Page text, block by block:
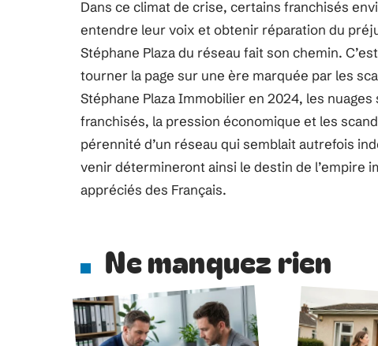
Dans ce climat de crise, certains franchisés
entendre leur voix et obtenir réparation du
Stéphane Plaza du réseau fait son chemin.
tourner la page sur une ère marquée par les
Stéphane Plaza Immobilier en 2024, les
franchisés, la pression économique et les
pérennité d’un réseau qui semblait autrefois
venir détermineront ainsi le destin de l’empire
appréciés des Français.
Ne manquez rien